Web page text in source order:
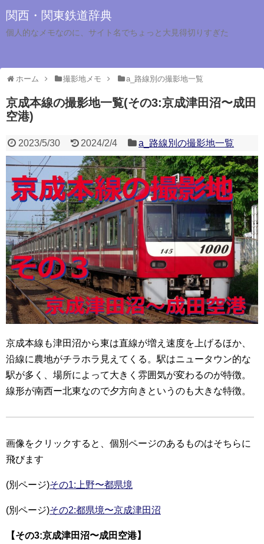
関西・関東鉄道辞典
個人的なメモなのに、サイト名でちょっと大見得切りすぎた
ホーム 撮影地メモ a_路線別の撮影地一覧
京成本線の撮影地一覧(その3:京成津田沼〜成田
空港)
2023/5/30 2024/2/4 a_路線別の撮影地一覧
京成本線も津田沼から東は直線が増え速度を上げるほか、
沿線に農地がチラホラ見えてくる。駅はニュータウン的な
駅が多く、場所によって大きく雰囲気が変わるのが特徴。
線形が南西ー北東なので夕方向きというのも大きな特徴。
画像をクリックすると、個別ページのあるものはそちらに
飛びます
(別ページ)その1:上野〜都県境
(別ページ)その2:都県境〜京成津田沼
【その3:京成津田沼〜成田空港】